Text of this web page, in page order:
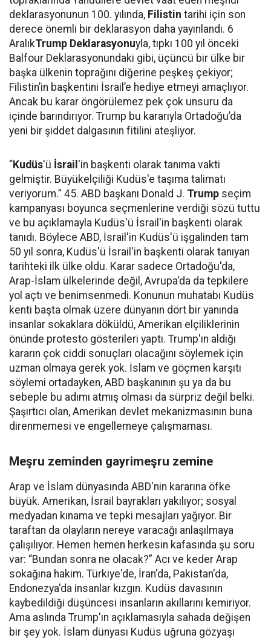
deklarasyonunun 100. yılında, Filistin tarihi için son
derece önemli bir deklarasyon daha yayınlandı. 6
AralıkTrump Deklarasyonuyla, tıpkı 100 yıl önceki
Balfour Deklarasyonundaki gibi, üçüncü bir ülke bir
başka ülkenin toprağını diğerine peşkeş çekiyor;
Filistin’in başkentini İsrail’e hediye etmeyi amaçlıyor.
Ancak bu karar öngörülemez pek çok unsuru da
içinde barındırıyor. Trump bu kararıyla Ortadoğu’da
yeni bir şiddet dalgasının fitilini ateşliyor.
“Kudüs'ü İsrail 'in başkenti olarak tanıma vakti
gelmiştir. Büyükelçiliği Kudüs'e taşıma talimatı
veriyorum.” 45. ABD başkanı Donald J. Trump seçim
kampanyası boyunca seçmenlerine verdiği sözü tuttu
ve bu açıklamayla Kudüs'ü İsrail'in başkenti olarak
tanıdı. Böylece ABD, İsrail'in Kudüs'ü işgalinden tam
50 yıl sonra, Kudüs'ü İsrail'in başkenti olarak tanıyan
tarihteki ilk ülke oldu. Karar sadece Ortadoğu'da,
Arap-İslam ülkelerinde değil, Avrupa'da da tepkilere
yol açtı ve benimsenmedi. Konunun muhatabı Kudüs
kenti başta olmak üzere dünyanın dört bir yanında
insanlar sokaklara döküldü, Amerikan elçiliklerinin
önünde protesto gösterileri yaptı. Trump'ın aldığı
kararın çok ciddi sonuçları olacağını söylemek için
uzman olmaya gerek yok. İslam ve göçmen karşıtı
söylemi ortadayken, ABD başkanının şu ya da bu
sebeple bu adımı atmış olması da sürpriz değil belki.
Şaşırtıcı olan, Amerikan devlet mekanizmasının buna
direnmemesi ve engellemeye çalışmaması.
Meşru zeminden gayrimeşru zemine
Arap ve İslam dünyasında ABD'nin kararına öfke
büyük. Amerikan, İsrail bayrakları yakılıyor; sosyal
medyadan kınama ve tepki mesajları yağıyor. Bir
taraftan da olayların nereye varacağı anlaşılmaya
çalışılıyor. Hemen hemen herkesin kafasında şu soru
var: “Bundan sonra ne olacak?” Acı ve keder Arap
sokağına hakim. Türkiye'de, İran'da, Pakistan'da,
Endonezya'da insanlar kızgın. Kudüs davasının
kaybedildiği düşüncesi insanların akıllarını kemiriyor.
Ama aslında Trump'ın açıklamasıyla sahada değişen
bir şey yok. İslam dünyası Kudüs uğruna gözyaşı